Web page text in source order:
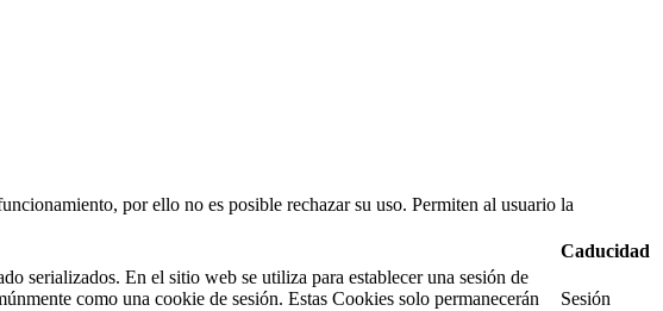
por ello no es posible rechazar su uso. Permiten al usuario la
Caducidad
serializados. En el sitio web se utiliza para establecer una sesión de
como una cookie de sesión. Estas Cookies solo permanecerán
Sesión